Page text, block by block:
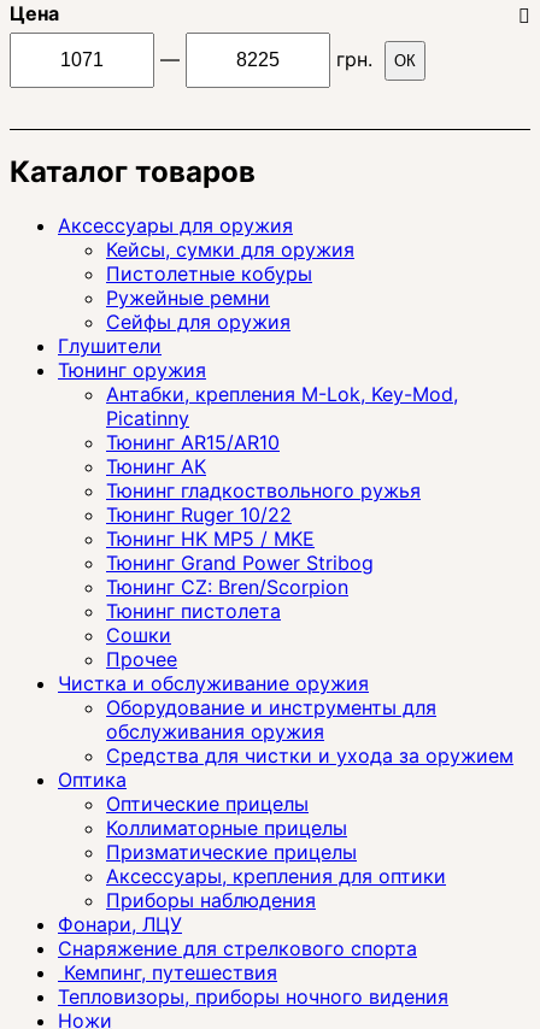
Цена
—
грн. ОК
Каталог товаров
Аксессуары для оружия
Кейсы, сумки для оружия
Пистолетные кобуры
Ружейные ремни
Сейфы для оружия
Глушители
Тюнинг оружия
Антабки, крепления M-Lok, Key-Mod,
Picatinny
Тюнинг AR15/AR10
Тюнинг АК
Тюнинг гладкоствольного ружья
Тюнинг Ruger 10/22
Тюнинг HK MP5 / MKE
Тюнинг Grand Power Stribog
Тюнинг CZ: Bren/Scorpion
Тюнинг пистолета
Сошки
Прочее
Чистка и обслуживание оружия
Оборудование и инструменты для
обслуживания оружия
Средства для чистки и ухода за оружием
Оптика
Оптические прицелы
Коллиматорные прицелы
Призматические прицелы
Аксессуары, крепления для оптики
Приборы наблюдения
Фонари, ЛЦУ
Снаряжение для стрелкового спорта
Кемпинг, путешествия
Тепловизоры, приборы ночного видения
Ножи